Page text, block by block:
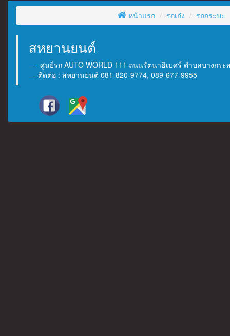
หน้าแรก รถเก๋ง รถกระบะ
สหยานยนต์
ศูนย์รถ AUTO WORLD 111 ถนนรัตนาธิเบศร์ ตำบลบางกร
ติดต่อ : สหยานยนต์ 081-820-9774, 089-677-9955